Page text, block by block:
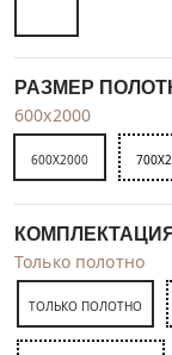
РАЗМЕР
600x2000
600X2000
КОМПЛЕКТАЦИЯ
Только полотно
ТОЛЬКО ПОЛОТНО